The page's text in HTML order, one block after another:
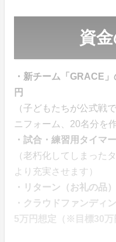
資
・新チーム「GRACE
円
（子どもたちが公式戦
ニフォーム、20名分を
・試合・練習用タイマ
（老朽化してしまった
より充実させます）
・リターン（お礼の品
・クラウドファンディ
5万円想定（※目標30万